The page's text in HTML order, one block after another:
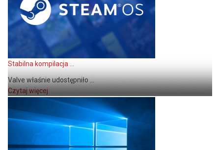
Stabilna kompilacja ...
Valve właśnie udostępniło ...
Czytaj więcej